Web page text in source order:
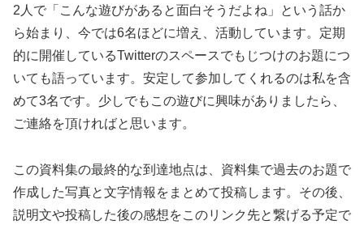
2人で「こんな遊びがあると面白そうだよね」という話か
ら始まり、今では6名ほどに増え、活動しています。定期
的に開催しているTwitterのスペースでもじつけのお題につ
いても語っています。安定して参加してくれるのは私を含
めて3名です。少しでもこの遊びに興味がありましたら、
ご連絡を頂ければと思います。
この資料集の最終的な到達地点は、資料集で過去のお題で
作成した写真と文字情報をまとめて投稿します。その後、
説明文や投稿した後の感想をこのリンク先と繋げる予定で